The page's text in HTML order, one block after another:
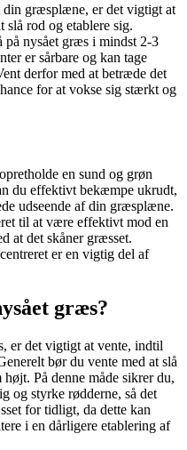
din græsplæne, er det vigtigt at
rod og etablere sig.
på nysået græs i mindst 2-3
er sårbare og kan tage
derfor med at betræde det
for at vokse sig stærkt og
en sund og grøn
du effektivt bekæmpe ukrudt,
udseende af din græsplæne.
til at være effektivt mod en
at det skåner græsset.
er en vigtig del af
græs?
er det vigtigt at vente, indtil
bør du vente med at slå
På denne måde sikrer du,
og styrke rødderne, så det
for tidligt, da dette kan
i en dårligere etablering af